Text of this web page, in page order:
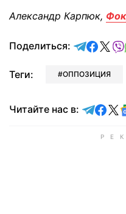
Александр Карпюк,
Поделиться:
Теги: ОППОЗИЦИЯ
Читайте нас в: